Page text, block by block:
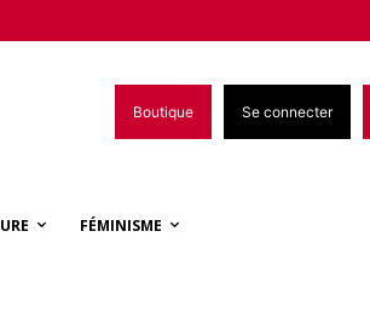
Boutique Se connecter
FÉMINISME